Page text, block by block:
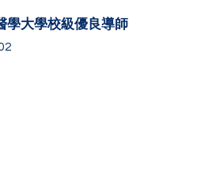
學大學校級優良導師